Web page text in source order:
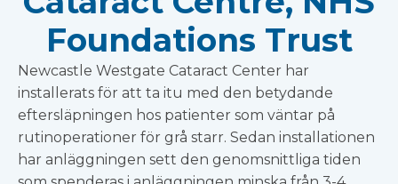
Foundations Trust
Newcastle Westgate Cataract Center har
installerats för att ta itu med den betydande
eftersläpningen hos patienter som väntar på
rutinoperationer för grå starr. Sedan installationen
har anläggningen sett den genomsnittliga tiden